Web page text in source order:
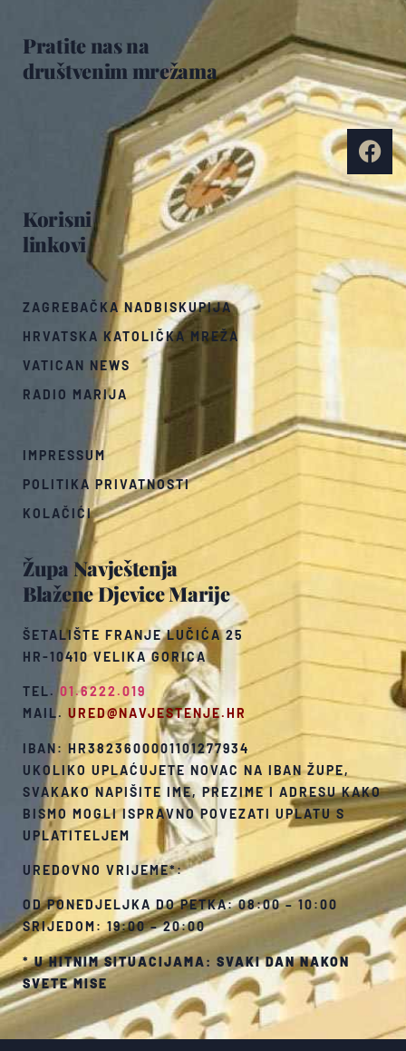
Župa Navještenja
Blažene Djevice Marije
ŠETALIŠTE FRANJE LUČIĆA 25
HR-10410 VELIKA GORICA
TEL.01.6222.019
MAIL. URED@NAVJESTENJE.HR
IBAN: HR3823600001101277934
UKOLIKO UPLAĆUJETE NOVAC NA IBAN ŽUPE,
SVAKAKO NAPIŠITE IME, PREZIME I ADRESU KAKO
BISMO MOGLI ISPRAVNO POVEZATI UPLATU S
UPLATITELJEM
UREDOVNO VRIJEME*:
OD PONEDJELJKA DO PETKA: 08:00 – 10:00
SRIJEDOM: 19:00 – 20:00
*U HITNIM SITUACIJAMA: SVAKI DAN NAKON
SVETE MISE
Korisni
linkovi
ZAGREBAČKA NADBISKUPIJA
HRVATSKA KATOLIČKA MREŽA
VATICAN NEWS
RADIO MARIJA
IMPRESSUM
POLITIKA PRIVATNOSTI
KOLAČIĆI
Pratite nas na
društvenim mrežama